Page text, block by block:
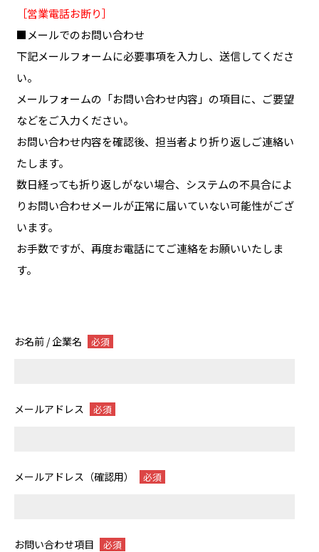
［営業電話お断り］
■メールでのお問い合わせ
下記メールフォームに必要事項を入力し、送信してくださ
い。
メールフォームの「お問い合わせ内容」の項目に、ご要望
などをご入力ください。
お問い合わせ内容を確認後、担当者より折り返しご連絡い
たします。
数日経っても折り返しがない場合、システムの不具合によ
りお問い合わせメールが正常に届いていない可能性がござ
います。
お手数ですが、再度お電話にてご連絡をお願いいたしま
す。
お名前 / 企業名 必須
メールアドレス 必須
メールアドレス（確認用） 必須
お問い合わせ項目 必須